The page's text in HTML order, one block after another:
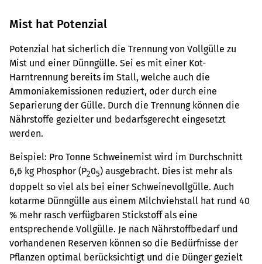
Mist hat Potenzial
Potenzial hat sicherlich die Trennung von Vollgülle zu
Mist und einer Dünngülle. Sei es mit einer Kot-
Harntrennung bereits im Stall, welche auch die
Ammoniakemissionen reduziert, oder durch eine
Separierung der Gülle. Durch die Trennung können die
Nährstoffe gezielter und bedarfsgerecht eingesetzt
werden.
Beispiel: Pro Tonne Schweinemist wird im Durchschnitt
6,6 kg Phosphor (P205) ausgebracht. Dies ist mehr als
doppelt so viel als bei einer Schweinevollgülle. Auch
kotarme Dünngülle aus einem Milchviehstall hat rund 40
% mehr rasch verfügbaren Stickstoff als eine
entsprechende Vollgülle. Je nach Nährstoffbedarf und
vorhandenen Reserven können so die Bedürfnisse der
Pflanzen optimal berücksichtigt und die Dünger gezielt